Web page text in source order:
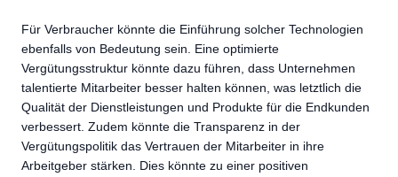
Für Verbraucher könnte die Einführung solcher Technologien
ebenfalls von Bedeutung sein. Eine optimierte
Vergütungsstruktur könnte dazu führen, dass Unternehmen
talentierte Mitarbeiter besser halten können, was letztlich die
Qualität der Dienstleistungen und Produkte für die Endkunden
verbessert. Zudem könnte die Transparenz in der
Vergütungspolitik das Vertrauen der Mitarbeiter in ihre
Arbeitgeber stärken. Dies könnte zu einer positiven